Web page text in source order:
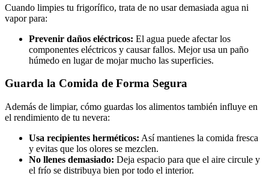
Cuando limpies tu frigorífico, trata de no usar demasiada agua ni
vapor para:
Prevenir daños eléctricos: El agua puede afectar los
componentes eléctricos y causar fallos. Mejor usa un paño
húmedo en lugar de mojar mucho las superficies.
Guarda la Comida de Forma Segura
Además de limpiar, cómo guardas los alimentos también influye en
el rendimiento de tu nevera:
Usa recipientes herméticos: Así mantienes la comida fresca
y evitas que los olores se mezclen.
No llenes demasiado: Deja espacio para que el aire circule y
el frío se distribuya bien por todo el interior.